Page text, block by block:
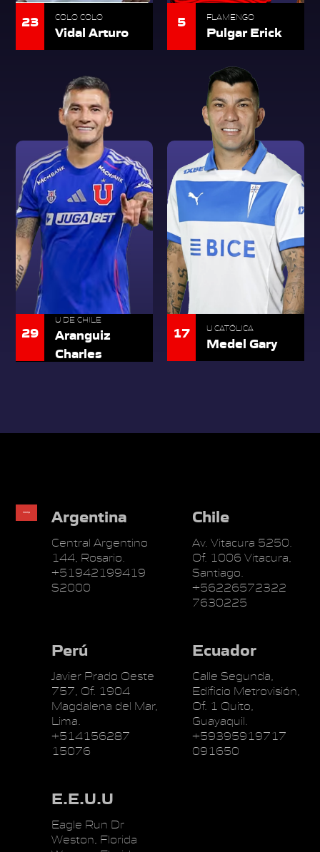
23 COLO COLO
Vidal Arturo
5 FLAMENGO
Pulgar Erick
29
U DE CHILE
Aranguiz
Charles
17 U CATÓLICA
Medel Gary
Argentina
Central Argentino
144, Rosario.
+51942199419
S2000
Chile
Av. Vitacura 5250.
Of. 1006 Vitacura,
Santiago.
+56226572322
7630225
Perú
Javier Prado Oeste
757, Of. 1904
Magdalena del Mar,
Lima.
+514156287
15076
Ecuador
Calle Segunda,
Edificio Metrovisión,
Of. 1 Quito,
Guayaquil.
+59395919717
091650
E.E.U.U
Eagle Run Dr
Weston, Florida